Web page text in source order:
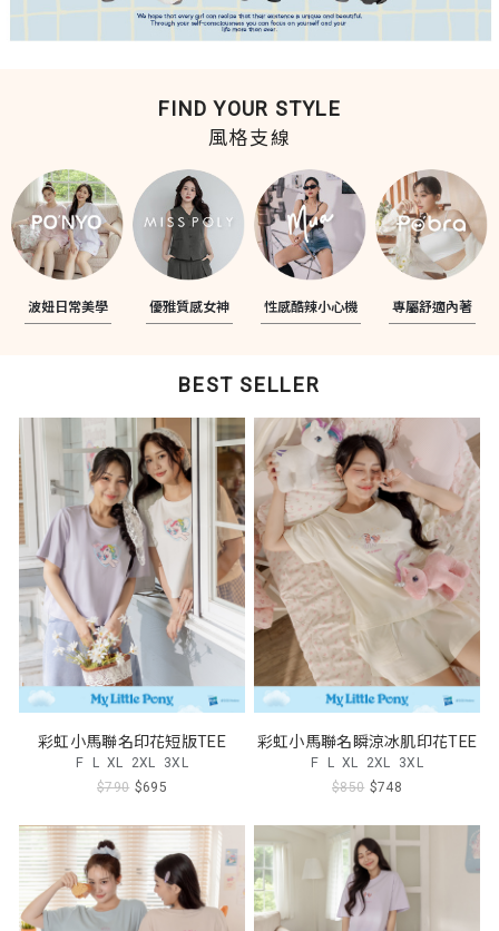
FIND YOUR STYLE
風格支線
波妞日常美學 優雅質感女神 性感酷辣小心機 專屬舒適內著
BEST SELLER
彩虹小馬聯名印花短版TEE
F L XL 2XL 3XL
$790 $695
彩虹小馬聯名瞬涼冰肌印花TEE
F L XL 2XL 3XL
$850 $748